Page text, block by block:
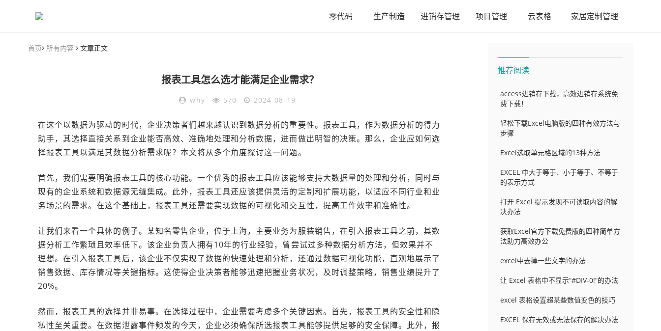
零代码 生产制造 进销存管理 项目管理 云表格 家居定制管理
首页 所有内容 文章正文
报表工具怎么选才能满足企业需求？
why 570 2024-08-19
在这个以数据为驱动的时代，企业决策者们越来越认识到数据分析的重要性。报表工具，作为数据分析的得力
助手，其选择直接关系到企业能否高效、准确地处理和分析数据，进而做出明智的决策。那么，企业应如何选
择报表工具以满足其数据分析需求呢？本文将从多个角度探讨这一问题。
首先，我们需要明确报表工具的核心功能。一个优秀的报表工具应该能够支持大数据量的处理和分析，同时与
现有的企业系统和数据源无缝集成。此外，报表工具还应该提供灵活的定制和扩展功能，以适应不同行业和业
务场景的需求。在这个基础上，报表工具还需要实现数据的可视化和交互性，提高工作效率和准确性。
让我们来看一个具体的例子。某知名零售企业，位于上海，主要业务为服装销售，在引入报表工具之前，其数
据分析工作繁琐且效率低下。该企业负责人拥有10年的行业经验，曾尝试过多种数据分析方法，但效果并不
理想。在引入报表工具后，该企业不仅实现了数据的快速处理和分析，还通过数据可视化功能，直观地展示了
销售数据、库存情况等关键指标。这使得企业决策者能够迅速把握业务状况，及时调整策略，销售业绩提升了
20%。
然而，报表工具的选择并非易事。在选择过程中，企业需要考虑多个关键因素。首先，报表工具的安全性和隐
私性至关重要。在数据泄露事件频发的今天，企业必须确保所选报表工具能够提供足够的安全保障。此外，报
推荐阅读
access进销存下载，高效进销存系统免
费下载！
轻松下载Excel电脑版的四种有效方法与
步骤
Excel选取单元格区域的13种方法
EXCEL 中大于等于、小于等于、不等于
的表示方式
打开 Excel 提示发现不可读取内容的解
决办法
获取Excel官方下载免费版的四种简单方
法助力高效办公
excel中去掉一些文字的办法
让 Excel 表格中不显示“#DIV-0!”的办法
excel 表格设置超某些数值变色的技巧
EXCEL 保存无效或无法保存的解决办法